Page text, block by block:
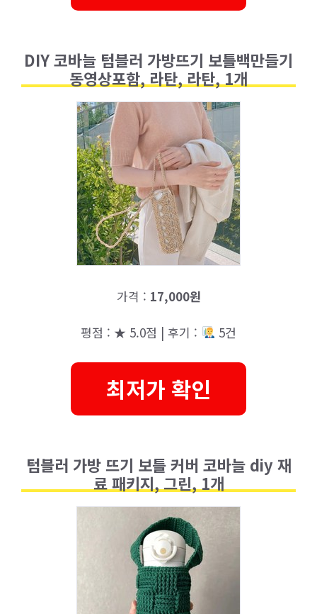
DIY 코바늘 텀블러 가방뜨기 보틀백만들기
동영상포함, 라탄, 라탄, 1개
가격 : 17,000원
평점 : ★ 5.0점 | 후기 : 5건
최저가 확인
텀블러 가방 뜨기 보틀 커버 코바늘 diy 재
료 패키지, 그린, 1개